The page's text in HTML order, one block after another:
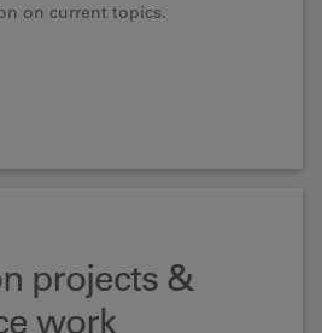
on current topics.
projects &
work